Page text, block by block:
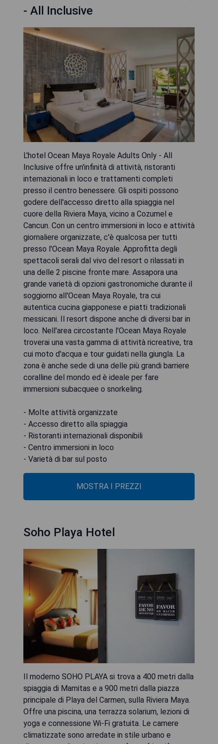
- All Inclusive
L'hotel Ocean Maya Royale Adults Only - All
Inclusive offre un'infinità di attività, ristoranti
internazionali in loco e trattamenti completi
presso il centro benessere. Gli ospiti possono
godere dell'accesso diretto alla spiaggia nel
cuore della Riviera Maya, vicino a Cozumel e
Cancun. Con un centro immersioni in loco e attività
giornaliere organizzate, c'è qualcosa per tutti
presso l'Ocean Maya Royale. Approfitta degli
spettacoli serali dal vivo del resort o rilassati in
una delle 2 piscine fronte mare. Assapora una
grande varietà di opzioni gastronomiche durante il
soggiorno all'Ocean Maya Royale, tra cui
autentica cucina giapponese e piatti tradizionali
messicani. Il resort dispone anche di diversi bar in
loco. Nell'area circostante l'Ocean Maya Royale
troverai una vasta gamma di attività ricreative, tra
cui moto d'acqua e tour guidati nella giungla. La
zona è anche sede di una delle più grandi barriere
coralline del mondo ed è ideale per fare
immersioni subacquee o snorkeling.
- Molte attività organizzate
- Accesso diretto alla spiaggia
- Ristoranti internazionali disponibili
- Centro immersioni in loco
- Varietà di bar sul posto
MOSTRA I PREZZI
Soho Playa Hotel
Il moderno SOHO PLAYA si trova a 400 metri dalla
spiaggia di Mamitas e a 900 metri dalla piazza
principale di Playa del Carmen, sulla Riviera Maya.
Offre una piscina, una terrazza solarium, lezioni di
yoga e connessione Wi-Fi gratuita. Le camere
climatizzate sono arredate in stile urbano e